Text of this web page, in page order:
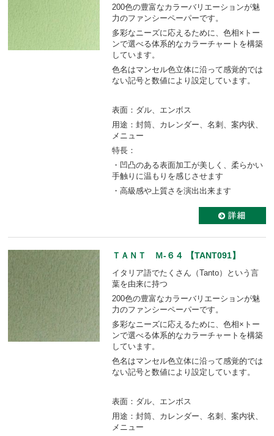
200色の豊富なカラーバリエーションが魅
力のファンシーペーパーです。
多彩なニーズに応えるために、色相×トー
ンで選べる体系的なカラーチャートを構築
しています。
色名はマンセル色立体に沿って感覚的では
ない記号と数値により設定しています。
表面：ダル、エンボス
用途：封筒、カレンダー、名刺、案内状、
メニュー
特長：
・凹凸のある表面加工が美しく、柔らかい
手触りに温もりを感じさせます
・高級感や上質さを演出出来ます
ＴＡＮＴ Ｍ-６４ 【TANT091】
イタリア語でたくさん（Tanto）という言
葉を由来に持つ
200色の豊富なカラーバリエーションが魅
力のファンシーペーパーです。
多彩なニーズに応えるために、色相×トー
ンで選べる体系的なカラーチャートを構築
しています。
色名はマンセル色立体に沿って感覚的では
ない記号と数値により設定しています。
表面：ダル、エンボス
用途：封筒、カレンダー、名刺、案内状、
メニュー